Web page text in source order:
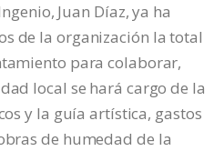
Juan Díaz, ya ha
de la organización la total
para colaborar,
local se hará cargo de la
y la guía artística, gastos
de humedad de la